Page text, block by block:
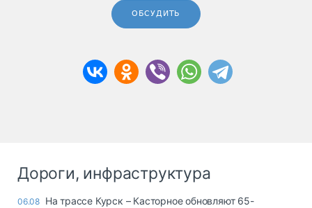
ОБСУДИТЬ
Дороги, инфраструктура
06.08 На трассе Курск – Касторное обновляют 65-